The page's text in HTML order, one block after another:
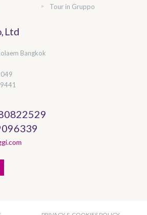
Tour in Gruppo
Ltd
Bangkok